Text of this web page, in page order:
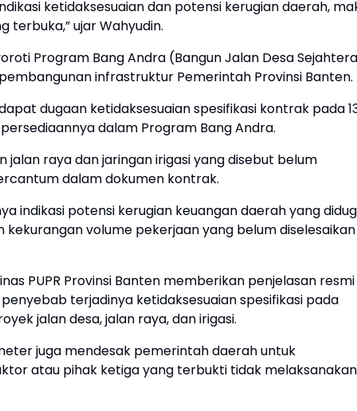
ketidaksesuaian dan potensi kerugian daerah,
ujar Wahyudin.
Program Bang Andra (Bangun Jalan Desa
infrastruktur Pemerintah Provinsi Banten.
dugaan ketidaksesuaian spesifikasi kontrak pada
dalam Program Bang Andra.
jalan raya dan jaringan irigasi yang disebut belum
dalam dokumen kontrak.
indikasi potensi kerugian keuangan daerah yang
volume pekerjaan yang belum diselesaikan
PUPR Provinsi Banten memberikan penjelasan resmi
terjadinya ketidaksesuaian spesifikasi pada
jalan desa, jalan raya, dan irigasi.
juga mendesak pemerintah daerah untuk
atau pihak ketiga yang terbukti tidak melaksanakan